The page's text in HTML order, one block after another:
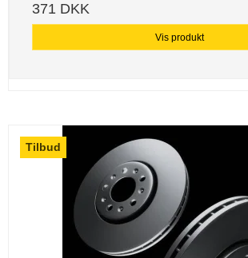
371 DKK
Vis produkt
Tilbud